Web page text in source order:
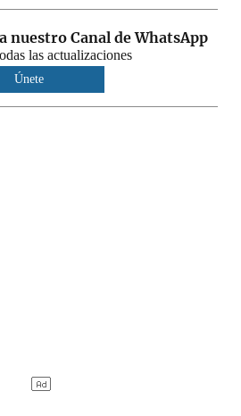
nuestro Canal de WhatsApp
las actualizaciones
Únete